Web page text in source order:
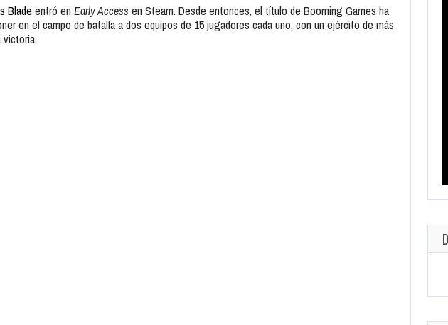
Blade entró en Early Access en Steam. Desde entonces, el título de Booming Games ha
en el campo de batalla a dos equipos de 15 jugadores cada uno, con un ejército de más
victoria.